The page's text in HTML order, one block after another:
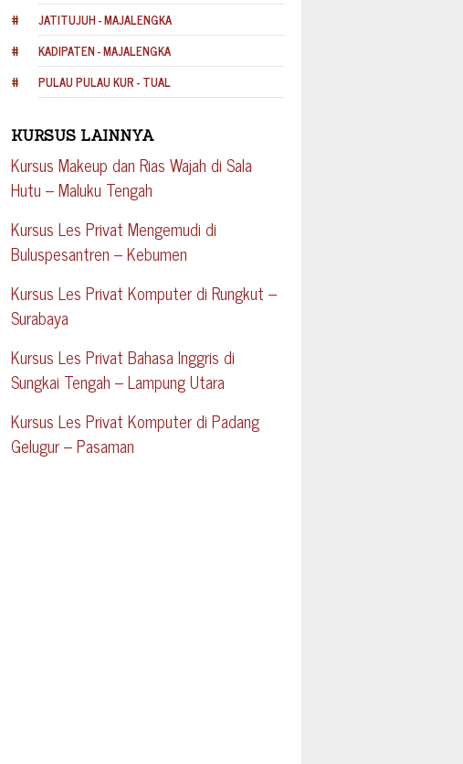
JATITUJUH - MAJALENGKA
KADIPATEN - MAJALENGKA
PULAU PULAU KUR - TUAL
KURSUS LAINNYA
Kursus Makeup dan Rias Wajah di Sala
Hutu – Maluku Tengah
Kursus Les Privat Mengemudi di
Buluspesantren – Kebumen
Kursus Les Privat Komputer di Rungkut –
Surabaya
Kursus Les Privat Bahasa Inggris di
Sungkai Tengah – Lampung Utara
Kursus Les Privat Komputer di Padang
Gelugur – Pasaman